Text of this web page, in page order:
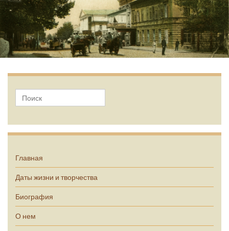
Главная
Даты жизни и творчества
Биография
О нем